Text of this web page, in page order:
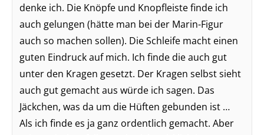
denke ich. Die Knöpfe und Knopfleiste finde ich
auch gelungen (hätte man bei der Marin-Figur
auch so machen sollen). Die Schleife macht einen
guten Eindruck auf mich. Ich finde die auch gut
unter den Kragen gesetzt. Der Kragen selbst sieht
auch gut gemacht aus würde ich sagen. Das
Jäckchen, was da um die Hüften gebunden ist …
Als ich finde es ja ganz ordentlich gemacht. Aber